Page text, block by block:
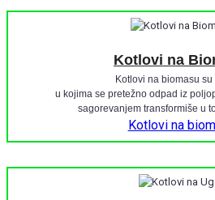
Kotlovi na
Kotlovi na biomasu
u kojima se pretežno odpad iz
sagorevanjem transformiše u
Kotlovi na